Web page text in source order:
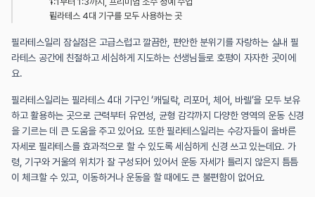
필라테스 4대 기구를 모두 사용하는 곳
필라테스일리 잠실점은 고급스럽고 깔끔한, 편안한 분위기를 자랑하는 실내 필
라테스 공간에 친절하고 세심하게 지도하는 선생님들로 호평이 자자한 곳이에
요.
필라테스일리는 필라테스 4대 기구인 ‘캐딜락, 리포머, 체어, 바렐’을 모두 보유
하고 활용하는 곳으로 근력부터 유연성, 균형 감각까지 다양한 영역의 운동 신경
을 기르는 데 큰 도움을 주고 있어요. 또한 필라테스일리는 수강자들이 올바른
자세로 필라테스를 효과적으로 할 수 있도록 세심하게 신경 쓰고 있는데요. 가
령, 기구와 거울의 위치가 잘 구성되어 있어서 운동 자세가 틀리지 않은지 틈틈
이 체크할 수 있고, 이동하거나 운동을 할 때에도 큰 불편함이 없어요.